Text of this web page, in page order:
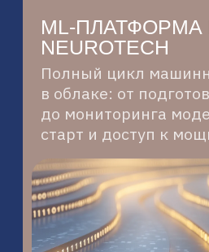
СОБСТВЕННАЯ
ТЕХНОЛОГИЧЕСКАЯ
ПЛАТФОРМА
60+
вендоров-партнеров позволяют
нам бесшовно интегрировать
лучшие решения в вашу ИТ-
экосистему